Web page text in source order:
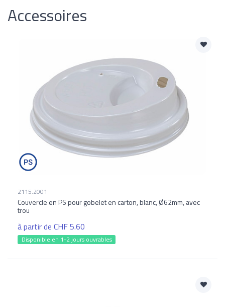
Accessoires
2115.2001
Couvercle en PS pour gobelet en carton, blanc, Ø62mm, avec
trou
à partir de CHF 5.60
Disponible en 1-2 jours ouvrables